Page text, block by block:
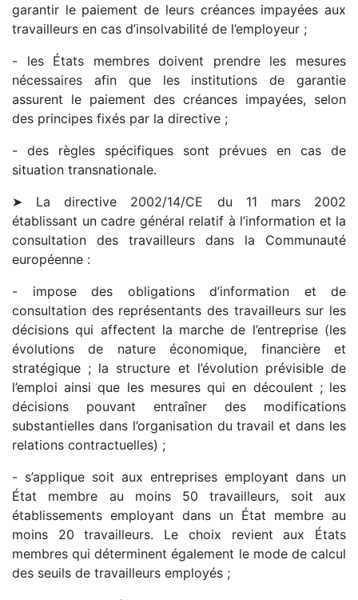
garantir le paiement de leurs créances impayées aux
travailleurs en cas d’insolvabilité de l’employeur ;
- les États membres doivent prendre les mesures
nécessaires afin que les institutions de garantie
assurent le paiement des créances impayées, selon
des principes fixés par la directive ;
- des règles spécifiques sont prévues en cas de
situation transnationale.
➤ La directive 2002/14/CE du 11 mars 2002
établissant un cadre général relatif à l’information et la
consultation des travailleurs dans la Communauté
européenne :
- impose des obligations d’information et de
consultation des représentants des travailleurs sur les
décisions qui affectent la marche de l’entreprise (les
évolutions de nature économique, financière et
stratégique ; la structure et l’évolution prévisible de
l’emploi ainsi que les mesures qui en découlent ; les
décisions pouvant entraîner des modifications
substantielles dans l’organisation du travail et dans les
relations contractuelles) ;
- s’applique soit aux entreprises employant dans un
État membre au moins 50 travailleurs, soit aux
établissements employant dans un État membre au
moins 20 travailleurs. Le choix revient aux États
membres qui déterminent également le mode de calcul
des seuils de travailleurs employés ;